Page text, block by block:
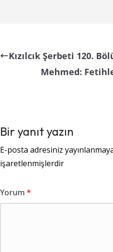
Kızılcık Şerbeti 120.
Mehmed:
Bir yanıt yazın
E-posta adresiniz
işaretlenmişlerdir
Yorum *